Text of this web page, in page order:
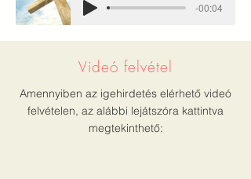
-00:04
Videó felvétel
Amennyiben az igehirdetés elérhető videó
felvételen, az alábbi lejátszóra kattintva
megtekinthető: